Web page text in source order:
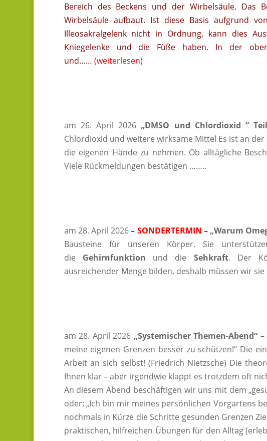
Bereich des Beckens und der Wirbelsäule. Das
Wirbelsäule aufbaut. Ist diese Basis aufgrund
Illeosakralgelenk nicht in Ordnung, kann dies
Kniegelenke und die Füße haben. In der
und…… (weiterlesen)
am 26. April 2026 „DMSO und Chlordioxid “
Chlordioxid und weitere wirksame Mittel Es ist an
die eigenen Hände zu nehmen. Ob alltägliche
Viele Rückmeldungen bestätigen ……..
am 28. April 2026– SONDERTERMIN –„Warum
Bausteine für unseren Körper. Sie
die Gehirnfunktion und die Sehkraft. Der
ausreichender Menge bilden, deshalb müssen wir
am 28. April 2026 „Systemischer Themen-Abend“
meine eigenen Grenzen besser zu schützen!“ Die
Arbeit an sich selbst! (Friedrich Nietzsche) Die
Ihnen klar – aber irgendwie klappt es trotzdem oft
An diesem Abend beschäftigen wir uns mit dem
oder: „Ich bin mir meines persönlichen Vorgartens
nochmals in Kürze die Schritte gesunden Grenzen
praktischen, hilfreichen Übungen für den Alltag